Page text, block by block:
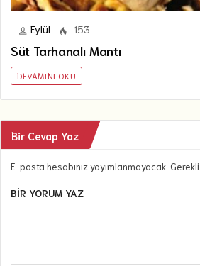
Eylül 153
Süt Tarhanalı Mantı
DEVAMINI OKU
Bir Cevap Yaz
E-posta hesabınız yayımlanmayacak.
BIR YORUM YAZ